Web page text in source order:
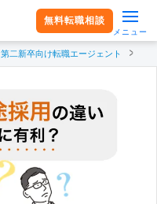
無料転職相談
メニュー
第二新卒向け転職エージェント